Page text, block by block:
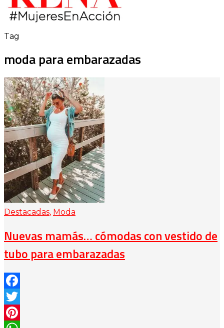
Tag
moda para embarazadas
Destacadas, Moda
Nuevas mamás… cómodas con vestido de
tubo para embarazadas
Facebook
Twitter